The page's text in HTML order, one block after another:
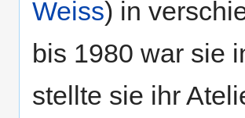
Weiss) in
bis 1980 war sie
stellte sie ihr